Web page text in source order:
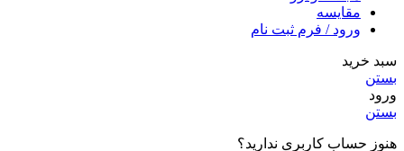
مقایسه
ورود / فرم ثبت نام
سبد خرید
بستن
ورود
بستن
هنوز حساب کاربری ندارید؟